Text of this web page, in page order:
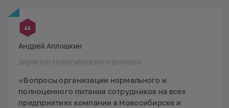
Андрей Аплошкин
директор Новосибирского филиала
«Вопросы организации нормального и
полноценного питания сотрудников на всех
предприятиях компании в Новосибирске и